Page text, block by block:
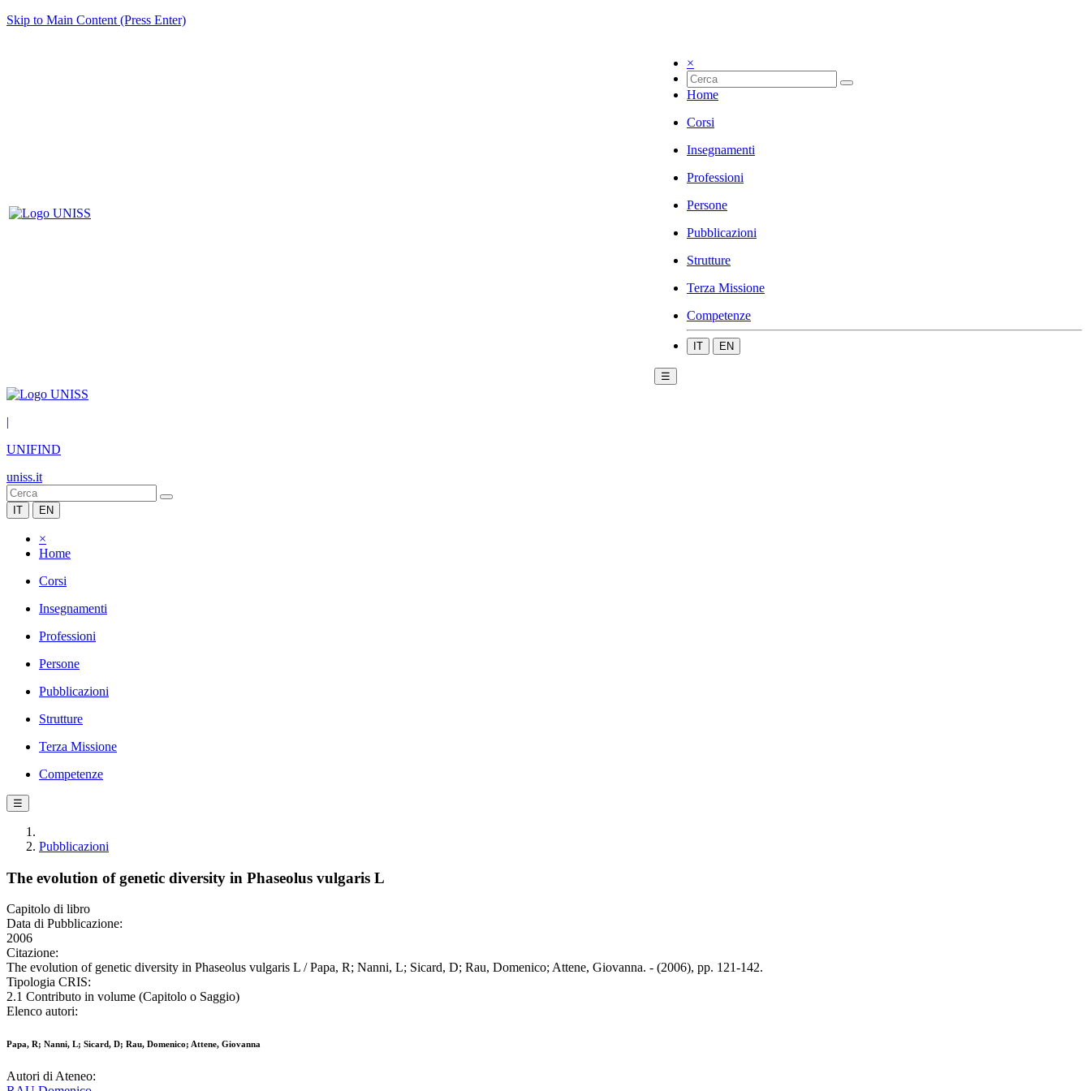
Skip to Main Content (Press Enter)
×
Home
Corsi
Insegnamenti
Professioni
Persone
Pubblicazioni
Strutture
Terza Missione
Competenze
IT EN
☰
|
UNIFIND
uniss.it
IT EN
×
Home
Corsi
Insegnamenti
Professioni
Persone
Pubblicazioni
Strutture
Terza Missione
Competenze
☰
Pubblicazioni
The evolution of genetic diversity in Phaseolus vulgaris L
Capitolo di libro
Data di Pubblicazione:
2006
Citazione:
The evolution of genetic diversity in Phaseolus vulgaris L / Papa, R; Nanni, L; Sicard, D; Rau, Domenico; Attene, Giovanna. - (2006), pp. 121-142.
Tipologia CRIS:
2.1 Contributo in volume (Capitolo o Saggio)
Elenco autori:
Papa, R; Nanni, L; Sicard, D; Rau, Domenico; Attene, Giovanna
Autori di Ateneo: